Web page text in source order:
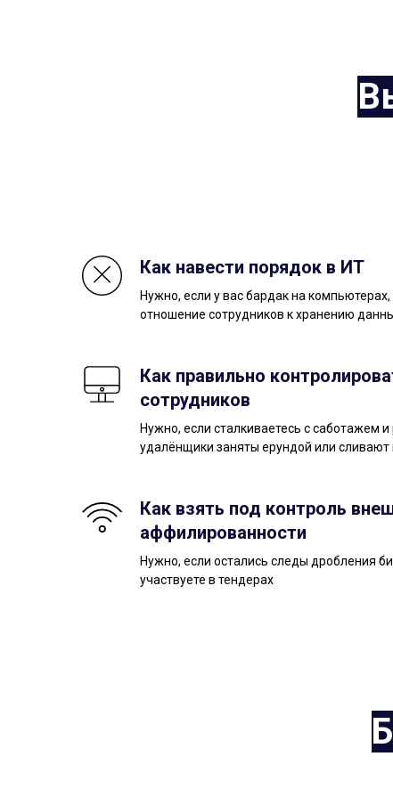
Как навести порядок в ИТ
Нужно, если у вас бардак на
отношение сотрудников к хранению
Как правильно
сотрудников
Нужно, если сталкиваетесь с саботажем
удалёнщики заняты ерундой или
Как взять под контроль
аффилированности
Нужно, если остались следы дробления
участвуете в тендерах